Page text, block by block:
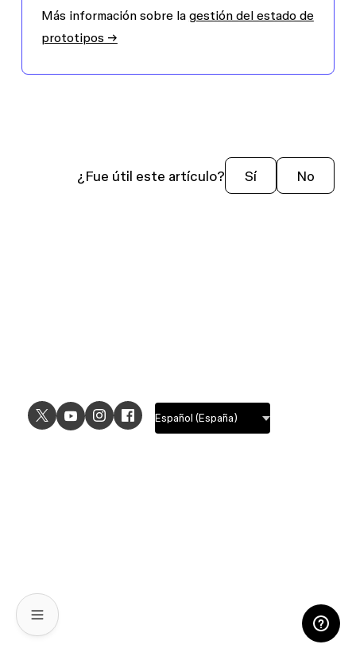
Más información sobre la gestión del estado de
prototipos →
¿Fue útil este artículo? Sí No
Graphic design
Wireframing